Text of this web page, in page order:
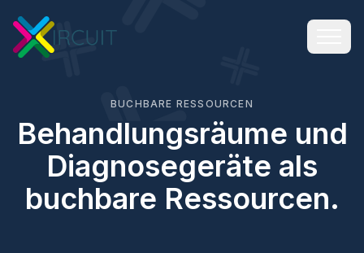
BUCHBARE RESSOURCEN
Behandlungsräume und
Diagnosegeräte als
buchbare Ressourcen.